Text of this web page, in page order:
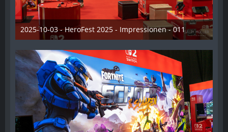
2025-10-03 - HeroFest 2025 - Impressionen - 011
21. Oktober 2025